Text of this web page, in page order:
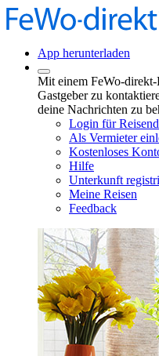
App herunterladen
Mit einem FeWo-
Gastgeber zu
deine Nachrichten zu
Login für
Als Vermieter
Kostenloses
Hilfe
Unterkunft
Meine Reisen
Feedback